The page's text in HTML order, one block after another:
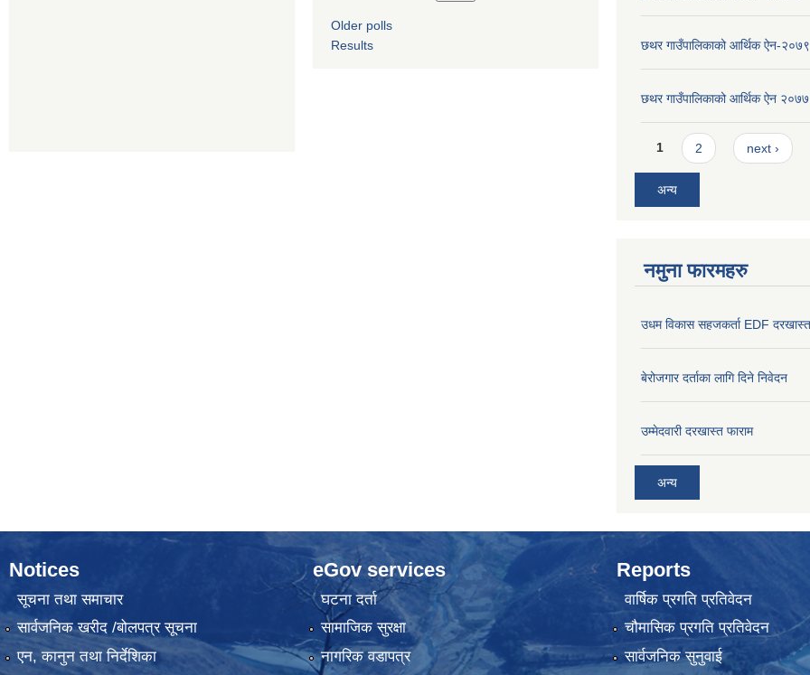
Older polls
Results
छथर गाउँपालिकाको आर्थिक ऐन-२०७९
छथर गाउँपालिकाको आर्थिक ऐन २०७७
Pages
1 2 next ›
अन्य
नमुना फारमहरु
उधम विकास सहजकर्ता EDF
बेरोजगार दर्ताका लागि दिने निवेदन
उम्मेदवारी दरखास्त फाराम
अन्य
Notices
सूचना तथा समाचार
सार्वजनिक खरीद /बोलपत्र सूचना
एन, कानुन तथा निर्देशिका
eGov services
घटना दर्ता
सामाजिक सुरक्षा
नागरिक वडापत्र
Reports
वार्षिक प्रगति प्रतिवेदन
चौमासिक प्रगति प्रतिवेदन
सार्वजनिक सुनुवाई